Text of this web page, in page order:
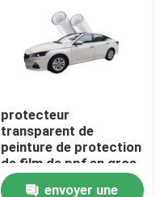
protecteur
transparent de
peinture de protection
de film de ppf en gros
de tpu enveloppant le
envoyer une